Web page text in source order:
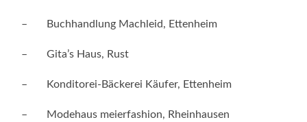
– Buchhandlung Machleid, Ettenheim
– Gita’s Haus, Rust
– Konditorei-Bäckerei Käufer, Ettenheim
– Modehaus meierfashion, Rheinhausen